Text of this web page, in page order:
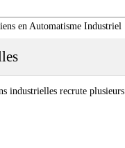
en Automatisme Industriel
industrielles recrute plusieurs